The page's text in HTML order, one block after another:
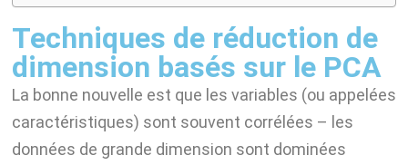
Techniques de réduction de
dimension basés sur le PCA
La bonne nouvelle est que les variables (ou appelées
caractéristiques) sont souvent corrélées – les
données de grande dimension sont dominées